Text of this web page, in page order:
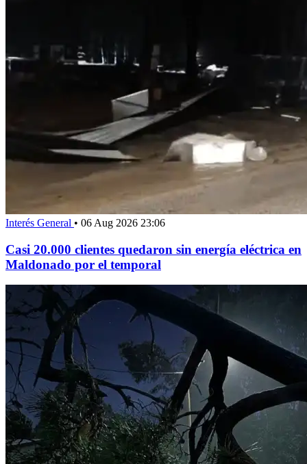
Interés General • 06 Aug 2026 23:06
Casi 20.000 clientes quedaron sin energía eléctrica en
Maldonado por el temporal